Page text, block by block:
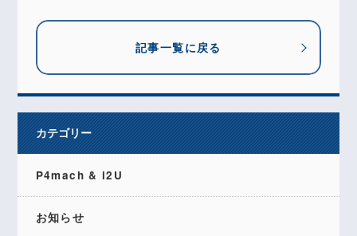
記事一覧に戻る
カテゴリー
P4mach & i2U
お知らせ